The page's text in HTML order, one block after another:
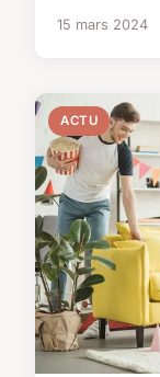
15 mars 2024
ACTU